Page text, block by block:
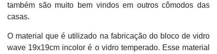
também são muito bem vindos em outros cômodos das
casas.
O material que é utilizado na fabricação do bloco de vidro
wave 19x19cm incolor é o vidro temperado. Esse material